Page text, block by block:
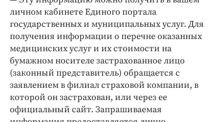
личном кабинете Единого портала
государственных и муниципальных услуг. Для
получения информации о перечне оказанных
медицинских услуг и их стоимости на
бумажном носителе застрахованное лицо
(законный представитель) обращается с
заявлением в филиал страховой компании, в
которой он застрахован, или через ее
официальный сайт. Запрашиваемая